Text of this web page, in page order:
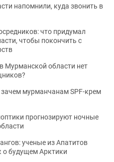
напомнили, куда звонить в
что придумал
чтобы покончить с
Мурманской области нет
мурманчанам SPF-крем
прогнозируют ночные
ученые из Апатитов
о будущем Арктики